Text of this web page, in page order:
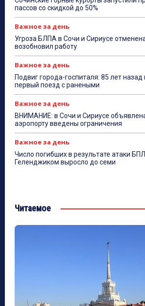
пассов со скидкой до 50%
Важное за день
Угроза БЛПА в Сочи и Сириусе
возобновил работу
Важное за день
Подвиг города-госпиталя: 85 лет
первый поезд с ранеными
Важное за день
ВНИМАНИЕ: в Сочи и Сириусе
аэропорту введены ограничения
Важное за день
Число погибших в результате атаки
Геленджиком выросло до семи
Читаемое